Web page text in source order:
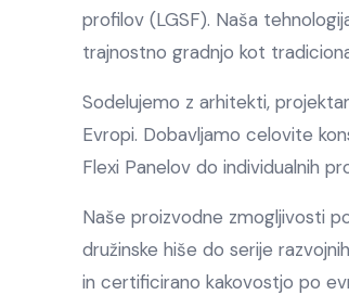
profilov (LGSF). Naša
trajnostno gradnjo kot
Sodelujemo z arhitekti,
Evropi. Dobavljamo celovite
Flexi Panelov do individualnih
Naše proizvodne zmogljivosti
družinske hiše do serije
in certificirano kakovostjo po